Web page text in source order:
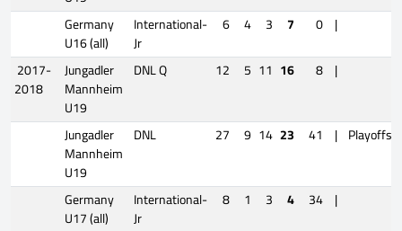
Germany
U16 (all)
International-
Jr
6 4 3 7 0 |
2017-
2018
Jungadler
Mannheim
U19
DNL Q 12 5 11 16 8 |
Jungadler
Mannheim
U19
DNL 27 9 14 23 41 | Playoffs
Germany
U17 (all)
International-
Jr
8 1 3 4 34 |